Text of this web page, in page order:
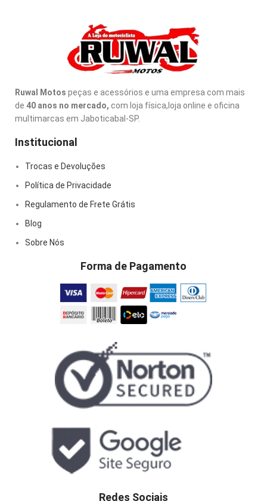
Ruwal Motos peças e acessórios e uma empresa com mais
de 40 anos no mercado, com loja física,loja online e oficina
multimarcas em Jaboticabal-SP.
Institucional
Trocas e Devoluções
Política de Privacidade
Regulamento de Frete Grátis
Blog
Sobre Nós
Forma de Pagamento
Redes Sociais